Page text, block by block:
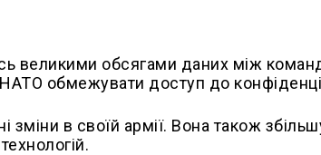
великими обсягами даних між
обмежувати доступ до
зміни в своїй армії. Вона також